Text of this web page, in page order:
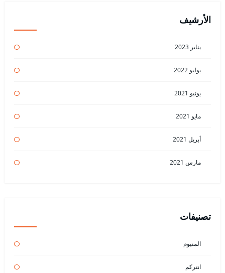
الأرشيف
يناير 2023
يوليو 2022
يونيو 2021
مايو 2021
أبريل 2021
مارس 2021
تصنيفات
المنيوم
انتركم